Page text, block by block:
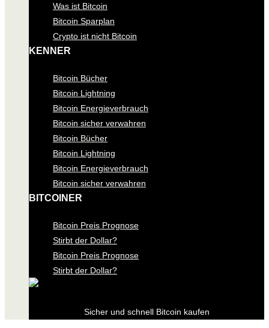
Was ist Bitcoin
Bitcoin Sparplan
Crypto ist nicht Bitcoin
KENNER
Bitcoin Bücher
Bitcoin Lightning
Bitcoin Energieverbrauch
Bitcoin sicher verwahren
Bitcoin Bücher
Bitcoin Lightning
Bitcoin Energieverbrauch
Bitcoin sicher verwahren
BITCOINER
Bitcoin Preis Prognose
Stirbt der Dollar?
Bitcoin Preis Prognose
Stirbt der Dollar?
Sicher und schnell Bitcoin kaufen